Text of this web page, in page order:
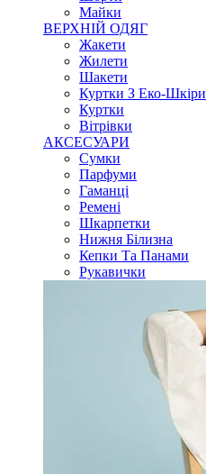
Майки
ВЕРХНІЙ ОДЯГ
Жакети
Жилети
Шакети
Куртки З Еко-Шкіри
Куртки
Вітрівки
АКСЕСУАРИ
Сумки
Парфуми
Гаманці
Ремені
Шкарпетки
Нижня Білизна
Кепки Та Панами
Рукавички